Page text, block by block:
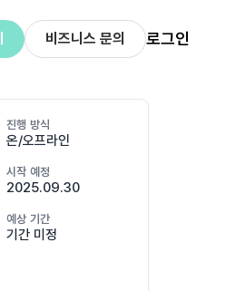
비즈니스 문의 로그인
진행 방식
온/오프라인
시작 예정
2025.09.30
예상 기간
기간 미정